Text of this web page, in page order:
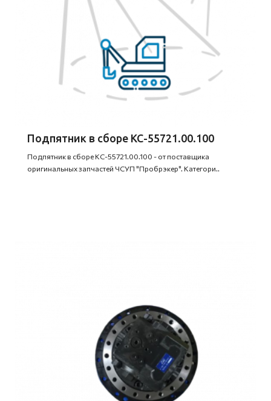
Подпятник в сборе КС-55721.00.100
Подпятник в сборе КС-55721.00.100 - от поставщика
оригинальных запчастей ЧСУП "Пробрэкер". Категори..